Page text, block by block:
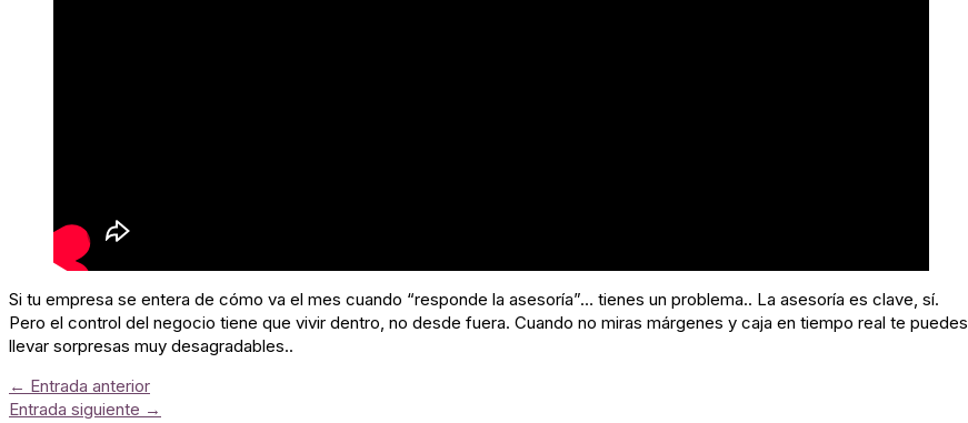
Si tu empresa se entera de cómo va el mes cuando “responde la asesoría”… tienes un problema.. La asesoría es clave, sí.
Pero el control del negocio tiene que vivir dentro, no desde fuera. Cuando no miras márgenes y caja en tiempo real te puedes
llevar sorpresas muy desagradables..
← Entrada anterior
Entrada siguiente →